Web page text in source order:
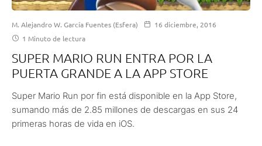
M. Alejandro W. García Fuentes (Esfera)
16 diciembre, 2016
1 Minuto de lectura
SUPER MARIO RUN ENTRA POR LA
PUERTA GRANDE A LA APP STORE
Super Mario Run por fin está disponible en la App Store,
sumando más de 2.85 millones de descargas en sus 24
primeras horas de vida en iOS.